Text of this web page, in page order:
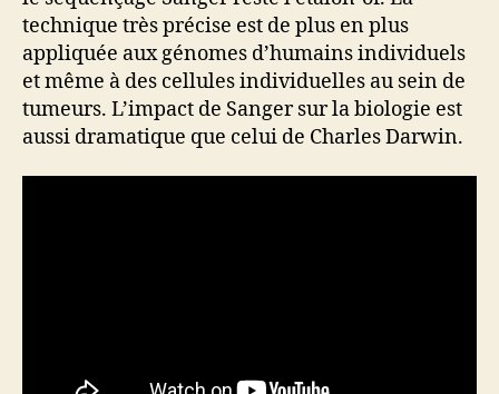
technique très précise est de plus en plus
appliquée aux génomes d’humains individuels
et même à des cellules individuelles au sein de
tumeurs. L’impact de Sanger sur la biologie est
aussi dramatique que celui de Charles Darwin.